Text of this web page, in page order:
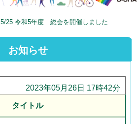
5/25 令和5年度 総会を開催しました
お知らせ
2023年05月26日 17時42分
タイトル